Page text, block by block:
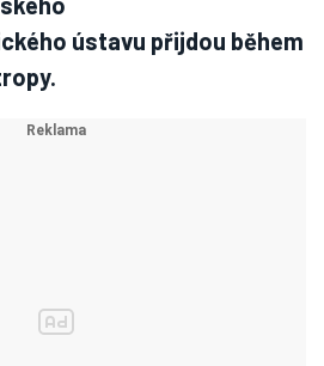
ústavu přijdou během